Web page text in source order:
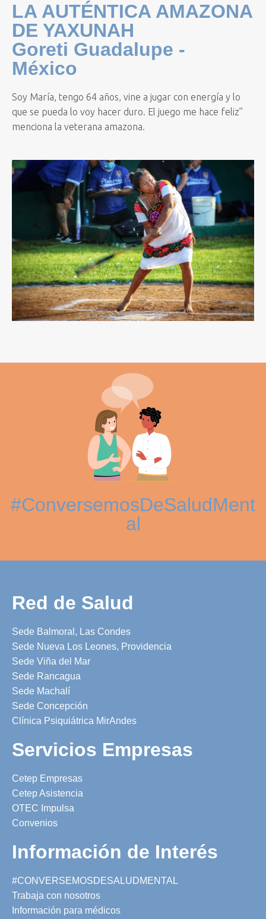
LA AUTÉNTICA AMAZONA
DE YAXUNAH
Goreti Guadalupe -
México
Soy María, tengo 64 años, vine a jugar con energía y lo
que se pueda lo voy hacer duro. El juego me hace feliz”
menciona la veterana amazona.
#ConversemosDeSaludMent
al
Red de Salud
Sede Balmoral, Las Condes
Sede Nueva Los Leones, Providencia
Sede Viña del Mar
Sede Rancagua
Sede Machalí
Sede Concepción
Clínica Psiquiátrica MirAndes
Servicios Empresas
Cetep Empresas
Cetep Asistencia
OTEC Impulsa
Convenios
Información de Interés
#CONVERSEMOSDESALUDMENTAL
Trabaja con nosotros
Información para médicos